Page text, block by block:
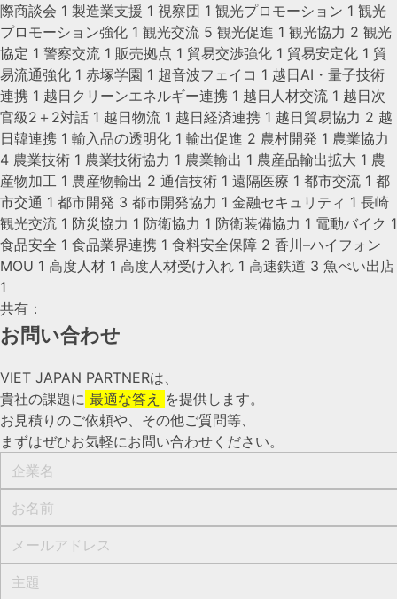
際商談会 1 製造業支援 1 視察団 1 観光プロモーション 1 観光
プロモーション強化 1 観光交流 5 観光促進 1 観光協力 2 観光
協定 1 警察交流 1 販売拠点 1 貿易交渉強化 1 貿易安定化 1 貿
易流通強化 1 赤塚学園 1 超音波フェイコ 1 越日AI・量子技術
連携 1 越日クリーンエネルギー連携 1 越日人材交流 1 越日次
官級2＋2対話 1 越日物流 1 越日経済連携 1 越日貿易協力 2 越
日韓連携 1 輸入品の透明化 1 輸出促進 2 農村開発 1 農業協力
4 農業技術 1 農業技術協力 1 農業輸出 1 農産品輸出拡大 1 農
産物加工 1 農産物輸出 2 通信技術 1 遠隔医療 1 都市交流 1 都
市交通 1 都市開発 3 都市開発協力 1 金融セキュリティ 1 長崎
観光交流 1 防災協力 1 防衛協力 1 防衛装備協力 1 電動バイク 1
食品安全 1 食品業界連携 1 食料安全保障 2 香川–ハイフォン
MOU 1 高度人材 1 高度人材受け入れ 1 高速鉄道 3 魚べい出店
1
共有：
お問い合わせ​
VIET JAPAN PARTNERは、
貴社の課題に 最適な答え を提供します。
お見積りのご依頼や、その他ご質問等、​
まずはぜひお気軽にお問い合わせください。​